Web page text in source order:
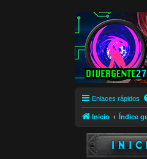
Enlaces rápidos
Inicio Índice